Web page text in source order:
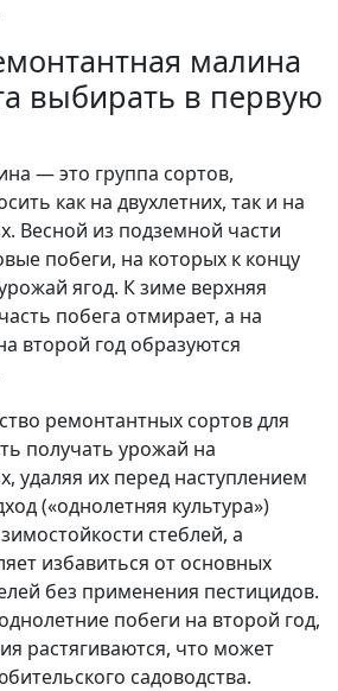
малина
выбирать в первую
— это группа сортов,
как на двухлетних, так и на
Весной из подземной части
побеги, на которых к концу
ягод. К зиме верхняя
побега отмирает, а на
второй год образуются
ремонтантных сортов для
получать урожай на
удаляя их перед наступлением
(«однолетняя культура»)
стеблей, а
избавиться от основных
без применения пестицидов.
побеги на второй год,
растягиваются, что может
садоводства.